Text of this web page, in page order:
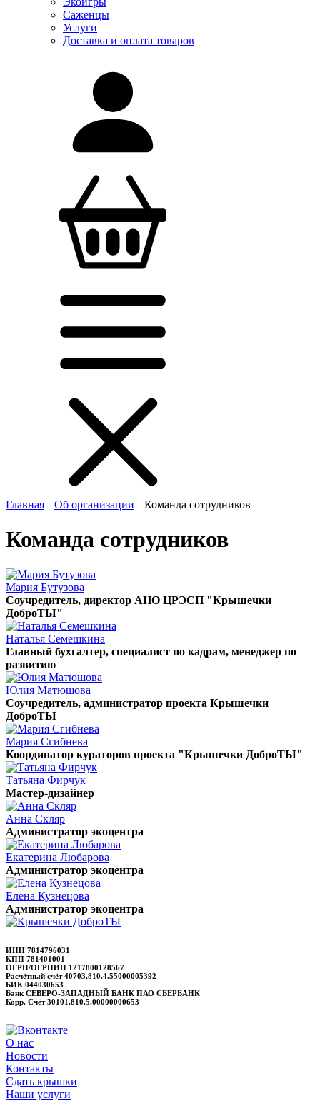
Саженцы
Услуги
Доставка и оплата товаров
Главная—Об организации—Команда сотрудников
Команда сотрудников
Мария Бутузова
Соучредитель, директор АНО ЦРЭСП "Крышечки
ДоброТЫ"
Наталья Семешкина
Главный бухгалтер, специалист по кадрам, менеджер по
развитию
Юлия Матюшова
Соучредитель, администратор проекта Крышечки
ДоброТЫ
Мария Сгибнева
Координатор кураторов проекта "Крышечки ДоброТЫ"
Татьяна Фирчук
Мастер-дизайнер
Анна Скляр
Администратор экоцентра
Екатерина Любарова
Администратор экоцентра
Елена Кузнецова
Администратор экоцентра
ИНН 7814796031
КПП 781401001
ОГРН/ОГРНИП 1217800128567
Расчётный счёт 40703.810.4.55000005392
БИК 044030653
Банк СЕВЕРО-ЗАПАДНЫЙ БАНК ПАО СБЕРБАНК
Корр. Счёт 30101.810.5.00000000653
О нас
Новости
Контакты
Сдать крышки
Наши услуги